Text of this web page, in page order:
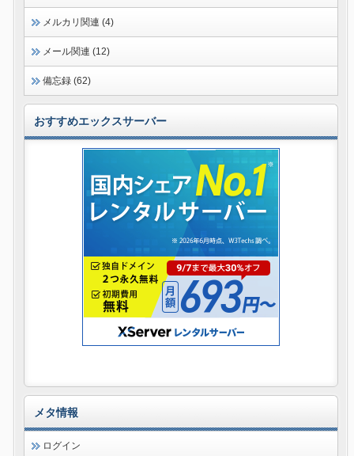
メルカリ関連 (4)
メール関連 (12)
備忘録 (62)
おすすめエックスサーバー
メタ情報
ログイン